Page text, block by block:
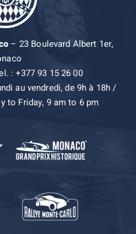
– 23 Boulevard Albert 1er,
: +377 93 15 26 00
au vendredi, de 9h à 18h /
to Friday, 9 am to 6 pm